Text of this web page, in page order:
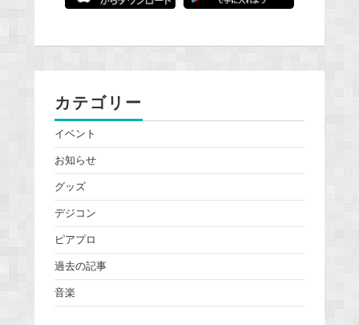
カテゴリー
イベント
お知らせ
グッズ
デジコン
ピアプロ
過去の記事
音楽